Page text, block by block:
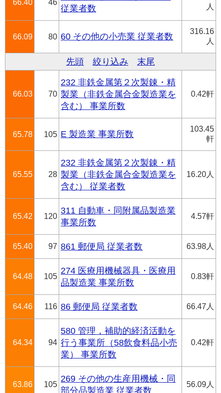
66.40 46
従業者数
人
66.09 80 60 その他の小売業 従業者数
316.16
人
先頭 絞り込み 末尾
66.03 70
232 非鉄金属第２次製錬・精
製業（非鉄金属合金製造業を
含む） 事業所数
0.42軒
65.78 105 E 製造業 事業所数
103.45
軒
65.55 28
232 非鉄金属第２次製錬・精
製業（非鉄金属合金製造業を
含む） 従業者数
16.20人
65.42 120
311 自動車・同附属品製造業
事業所数
4.57軒
65.40 97 861 郵便局 従業者数 63.98人
64.48 105
274 医療用機械器具・医療用
品製造業 事業所数
0.83軒
64.46 116 86 郵便局 従業者数 66.47人
64.34 94
580 管理，補助的経済活動を
行う事業所（58飲食料品小売
業） 事業所数
0.42軒
63.86 105
269 その他の生産用機械・同
部分品製造業 従業者数
56.09人